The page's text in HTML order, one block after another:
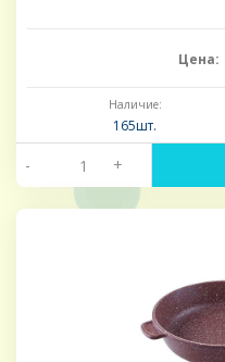
Цена:
Наличие:
165шт.
- +